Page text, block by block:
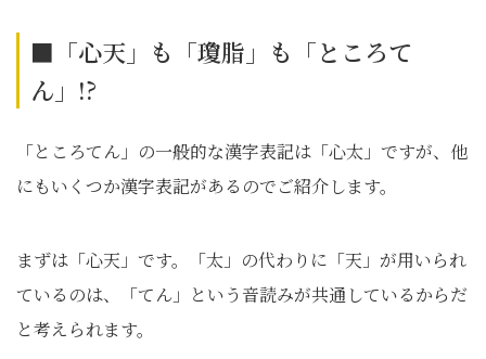
■「心天」も「瓊脂」も「ところて
ん」!?
「ところてん」の一般的な漢字表記は「心太」ですが、他
にもいくつか漢字表記があるのでご紹介します。
まずは「心天」です。「太」の代わりに「天」が用いられ
ているのは、「てん」という音読みが共通しているからだ
と考えられます。